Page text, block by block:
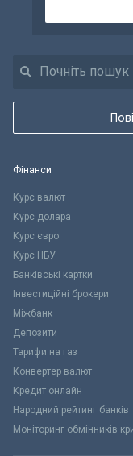
Фінанси
Курс валют
Курс долара
Курс євро
Курс НБУ
Банківські картки
Інвестиційні брокери
Міжбанк
Депозити
Тарифи на газ
Конвертер валют
Кредит онлайн
Народний рейтинг банків
Моніторинг обмінників